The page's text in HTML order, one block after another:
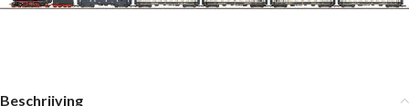
Beschrijving